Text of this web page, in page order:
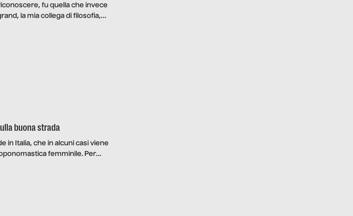
fu quella che invece
la mia collega di filosofia,
di raffinata […]
buona strada
in Italia, che in alcuni casi viene
femminile. Per
e il supporto di Barbara Belotti,
Toponomastica Femminile,
referente di […]